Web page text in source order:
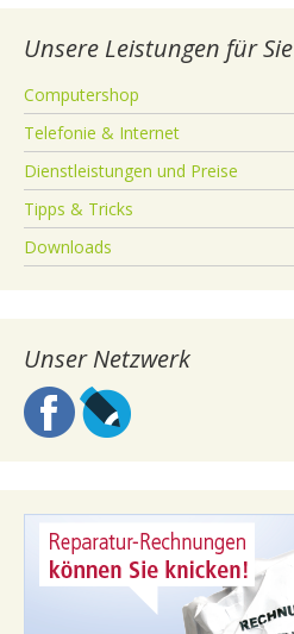
Unsere Leistungen für Sie
Computershop
Telefonie & Internet
Dienstleistungen und Preise
Tipps & Tricks
Downloads
Unser Netzwerk